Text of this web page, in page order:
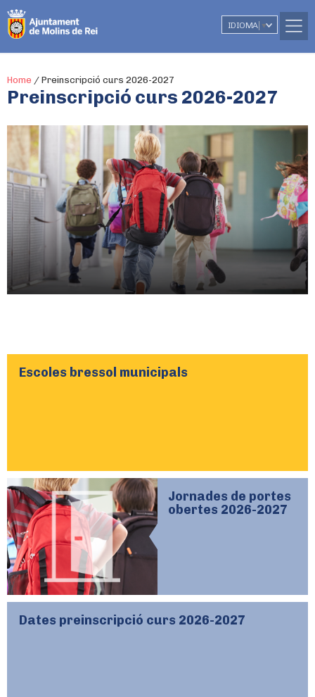
IDIOMA ▼
Home / Preinscripció curs 2026-2027
Preinscripció curs 2026-2027
Escoles bressol municipals
Jornades de portes
obertes 2026-2027
Dates preinscripció curs 2026-2027